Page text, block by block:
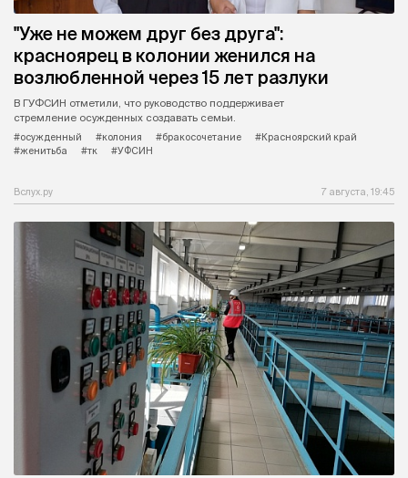
"Уже не можем друг без друга":
красноярец в колонии женился на
возлюбленной через 15 лет разлуки
В ГУФСИН отметили, что руководство поддерживает
стремление осужденных создавать семьи.
#осужденный
#колония #бракосочетание
#Красноярский край
#женитьба
#тк #УФСИН
Вслух.ру 7 августа, 19:45